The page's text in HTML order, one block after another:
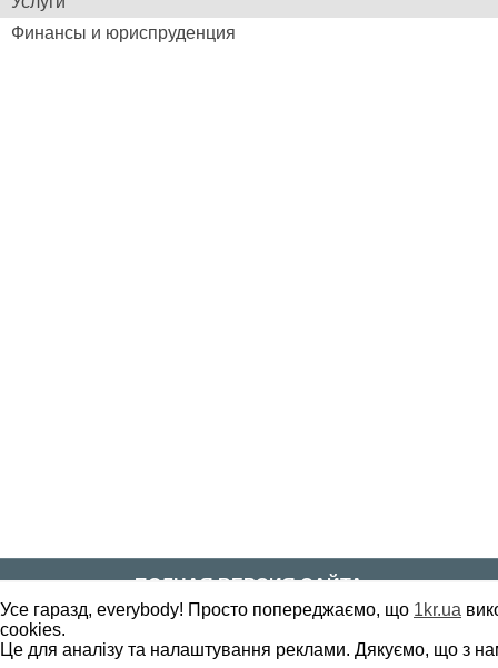
Финансы и юриспруденция
ПОЛНАЯ ВЕРСИЯ САЙТА
Все права защищены
Усе гаразд, everybody! Просто попереджаємо, що 1kr.ua
cookies.
Це для аналізу та налаштування реклами. Дякуємо, що з